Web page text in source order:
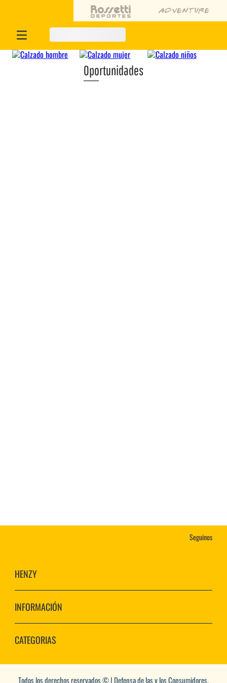
Oportunidades
Seguinos
HENZY
INFORMACIÓN
CATEGORIAS
Todos los derechos reservados © | Defensa de las y los Consumidores.